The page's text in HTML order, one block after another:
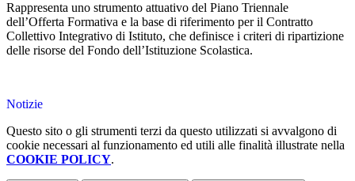
Rappresenta uno strumento attuativo del Piano Triennale
dell’Offerta Formativa e la base di riferimento per il Contratto
Collettivo Integrativo di Istituto, che definisce i criteri di ripartizione
delle risorse del Fondo dell’Istituzione Scolastica.
Notizie
Questo sito o gli strumenti terzi da questo utilizzati si avvalgono di
cookie necessari al funzionamento ed utili alle finalità illustrate nella
COOKIE POLICY.